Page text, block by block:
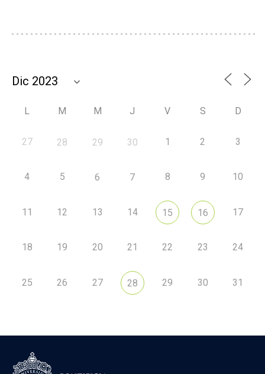
L M M J V S D
27 28 29 30 1 2 3
4 5 6 7 8 9 10
11 12 13 14 15 16 17
18 19 20 21 22 23 24
25 26 27 28 29 30 31